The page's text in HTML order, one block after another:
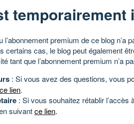
temporairement
l’abonnement premium de ce blog n’a
certains cas, le blog peut également
tant que l’abonnement premium n’a
: Si vous avez des questions, vous
ce lien.
: Si vous souhaitez rétablir
suivantce lien.